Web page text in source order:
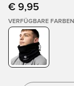
€ 9,95
VERFÜGBARE FARBEN